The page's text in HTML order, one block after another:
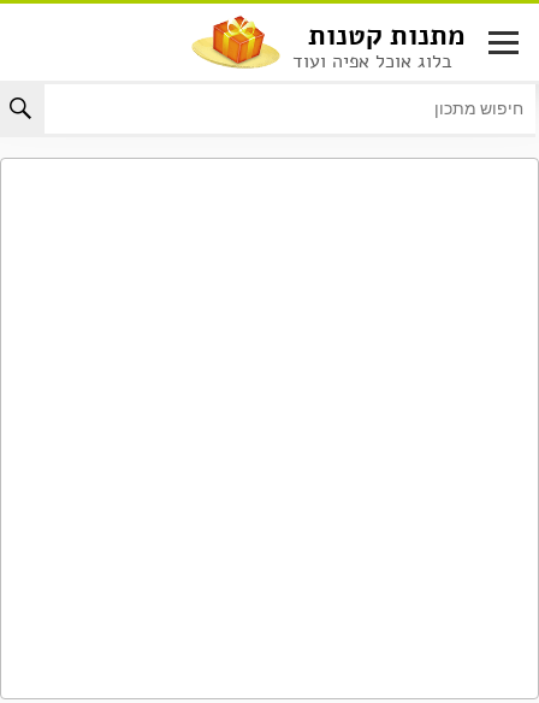
לתוכן
מתנות קטנות
בלוג אוכל אפיה ועוד